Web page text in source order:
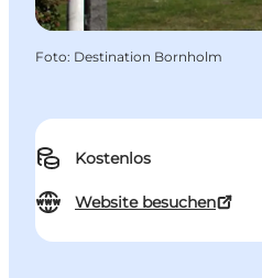
Kostenlos
Website besuchen
Foto: Destination Bornholm